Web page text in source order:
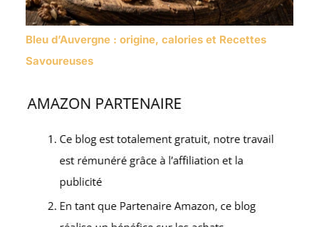
Bleu d’Auvergne : origine, calories et Recettes
Savoureuses